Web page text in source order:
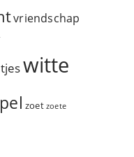
vriendschap
witte
zoet zoete